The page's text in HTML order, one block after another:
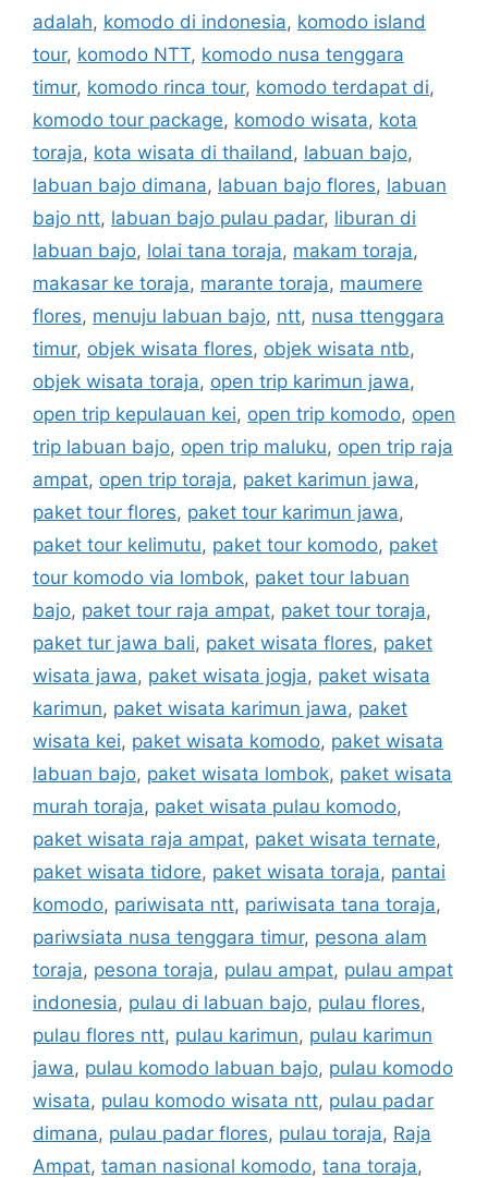
adalah, komodo di indonesia, komodo island
tour, komodo NTT, komodo nusa tenggara
timur, komodo rinca tour, komodo terdapat di,
komodo tour package, komodo wisata, kota
toraja, kota wisata di thailand, labuan bajo,
labuan bajo dimana, labuan bajo flores, labuan
bajo ntt, labuan bajo pulau padar, liburan di
labuan bajo, lolai tana toraja, makam toraja,
makasar ke toraja, marante toraja, maumere
flores, menuju labuan bajo, ntt, nusa ttenggara
timur, objek wisata flores, objek wisata ntb,
objek wisata toraja, open trip karimun jawa,
open trip kepulauan kei, open trip komodo, open
trip labuan bajo, open trip maluku, open trip raja
ampat, open trip toraja, paket karimun jawa,
paket tour flores, paket tour karimun jawa,
paket tour kelimutu, paket tour komodo, paket
tour komodo via lombok, paket tour labuan
bajo, paket tour raja ampat, paket tour toraja,
paket tur jawa bali, paket wisata flores, paket
wisata jawa, paket wisata jogja, paket wisata
karimun, paket wisata karimun jawa, paket
wisata kei, paket wisata komodo, paket wisata
labuan bajo, paket wisata lombok, paket wisata
murah toraja, paket wisata pulau komodo,
paket wisata raja ampat, paket wisata ternate,
paket wisata tidore, paket wisata toraja, pantai
komodo, pariwisata ntt, pariwisata tana toraja,
pariwsiata nusa tenggara timur, pesona alam
toraja, pesona toraja, pulau ampat, pulau ampat
indonesia, pulau di labuan bajo, pulau flores,
pulau flores ntt, pulau karimun, pulau karimun
jawa, pulau komodo labuan bajo, pulau komodo
wisata, pulau komodo wisata ntt, pulau padar
dimana, pulau padar flores, pulau toraja, Raja
Ampat, taman nasional komodo, tana toraja,